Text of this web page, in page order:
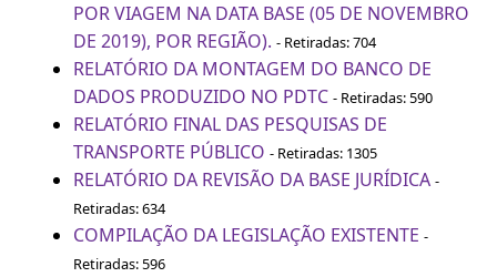
POR VIAGEM NA DATA BASE (05 DE NOVEMBRO
DE 2019), POR REGIÃO). - Retiradas: 704
RELATÓRIO DA MONTAGEM DO BANCO DE
DADOS PRODUZIDO NO PDTC - Retiradas: 590
RELATÓRIO FINAL DAS PESQUISAS DE
TRANSPORTE PÚBLICO - Retiradas: 1305
RELATÓRIO DA REVISÃO DA BASE JURÍDICA -
Retiradas: 634
COMPILAÇÃO DA LEGISLAÇÃO EXISTENTE -
Retiradas: 596